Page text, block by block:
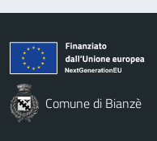
Comune di Bianzè